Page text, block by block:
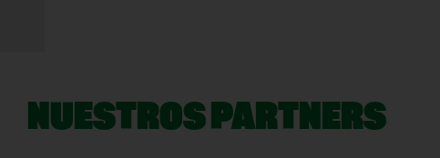
NUESTROS PARTNERS